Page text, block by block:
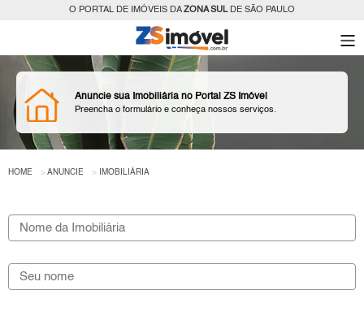
O PORTAL DE IMÓVEIS DAZONA SULDE SÃO PAULO
Anuncie sua Imobiliária no Portal ZS Imóvel
Preencha o formulário e conheça nossos serviços.
HOME ANUNCIE IMOBILIÁRIA